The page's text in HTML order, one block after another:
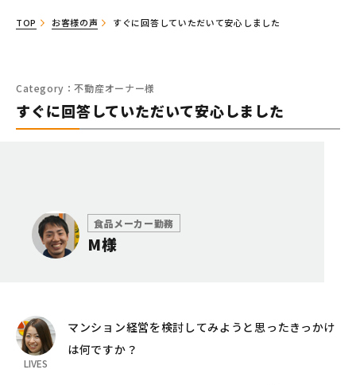
TOP お客様の声 すぐに回答していただいて安心しました
Category：不動産オーナー様
すぐに回答していただいて安心しました
食品メーカー勤務
M様
LIVES
マンション経営を検討してみようと思ったきっかけ
は何ですか？